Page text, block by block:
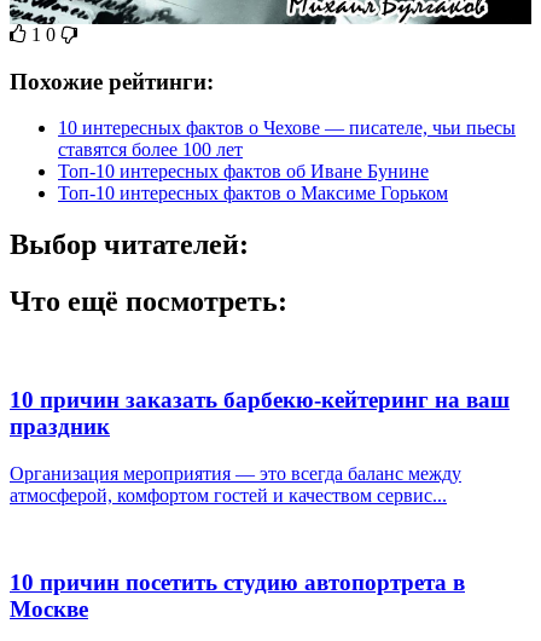
1 0
Похожие рейтинги:
10 интересных фактов о Чехове — писателе, чьи пьесы
ставятся более 100 лет
Топ-10 интересных фактов об Иване Бунине
Топ-10 интересных фактов о Максиме Горьком
Выбор читателей:
Что ещё посмотреть:
10 причин заказать барбекю-кейтеринг на ваш
праздник
Организация мероприятия — это всегда баланс между
атмосферой, комфортом гостей и качеством сервис...
10 причин посетить студию автопортрета в
Москве